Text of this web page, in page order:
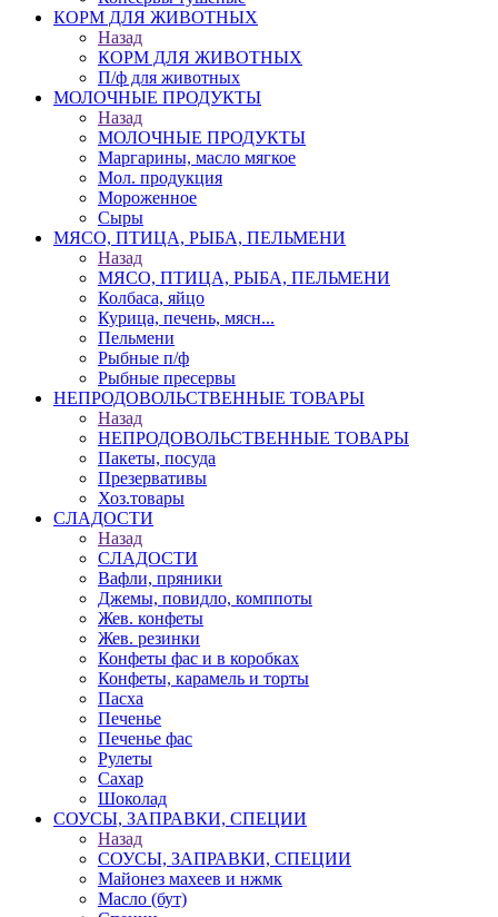
КОРМ ДЛЯ ЖИВОТНЫХ
Назад
КОРМ ДЛЯ ЖИВОТНЫХ
П/ф для животных
МОЛОЧНЫЕ ПРОДУКТЫ
Назад
МОЛОЧНЫЕ ПРОДУКТЫ
Маргарины, масло мягкое
Мол. продукция
Мороженное
Сыры
МЯСО, ПТИЦА, РЫБА, ПЕЛЬМЕНИ
Назад
МЯСО, ПТИЦА, РЫБА, ПЕЛЬМЕНИ
Колбаса, яйцо
Курица, печень, мясн...
Пельмени
Рыбные п/ф
Рыбные пресервы
НЕПРОДОВОЛЬСТВЕННЫЕ ТОВАРЫ
Назад
НЕПРОДОВОЛЬСТВЕННЫЕ ТОВАРЫ
Пакеты, посуда
Презервативы
Хоз.товары
СЛАДОСТИ
Назад
СЛАДОСТИ
Вафли, пряники
Джемы, повидло, комппоты
Жев. конфеты
Жев. резинки
Конфеты фас и в коробках
Конфеты, карамель и торты
Пасха
Печенье
Печенье фас
Рулеты
Сахар
Шоколад
СОУСЫ, ЗАПРАВКИ, СПЕЦИИ
Назад
СОУСЫ, ЗАПРАВКИ, СПЕЦИИ
Майонез махеев и нжмк
Масло (бут)